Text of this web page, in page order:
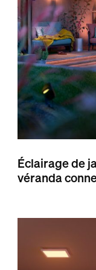
Éclairage de
véranda